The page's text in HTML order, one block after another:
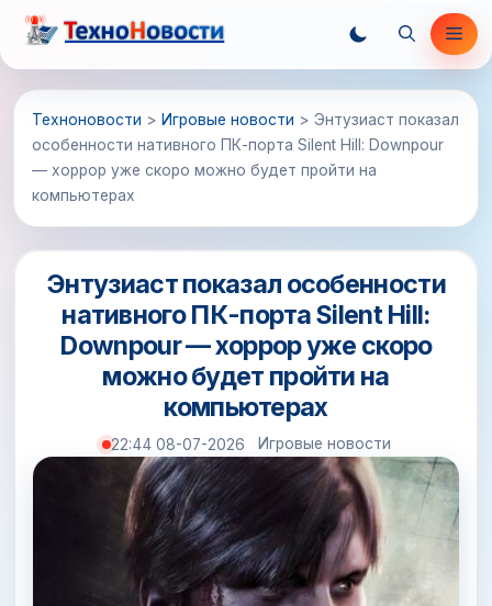
Перейти
содержимому
Техноновости > Игровые новости > Энтузиаст показал
особенности нативного ПК-порта Silent Hill: Downpour
— хоррор уже скоро можно будет пройти на
компьютерах
Энтузиаст показал особенности
нативного ПК-порта Silent Hill:
Downpour — хоррор уже скоро
можно будет пройти на
компьютерах
22:44 08-07-2026 Игровые новости